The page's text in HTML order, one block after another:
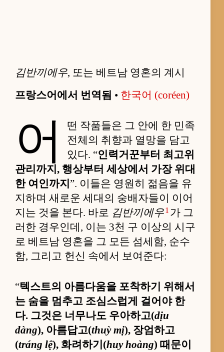
김반끼에우, 또는 베트남 영혼의 계시
프랑스어에서 번역됨 • 한국어 (coréen)
어
떤 작품들은 그 안에 한 민족
전체의 취향과 열망을 담고
있다. “인력거꾼부터 최고위
관리까지, 행상부터 세상에서 가장 위대
한 여인까지 ”. 이들은 영원히 젊음을 유
지하며 새로운 세대의 숭배자들이 이어
지는 것을 본다. 바로 김반끼에우1 가 그
러한 경우인데, 이는 3천 구 이상의 시구
로 베트남 영혼을 그 모든 섬세함, 순수
함, 그리고 헌신 속에서 보여준다:
“텍스트의 아름다움을 포착하기 위해서
는 숨을 멈추고 조심스럽게 걸어야 한
다. 그것은 너무나도 우아하고(dịu
dàng), 아름답고(thuỳ mị), 장엄하고
(tráng lệ), 화려하기(huy hoàng) 때문이